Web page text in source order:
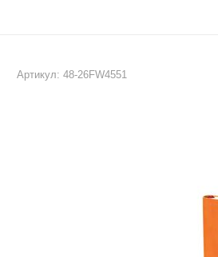
Артикул: 48-26FW4551